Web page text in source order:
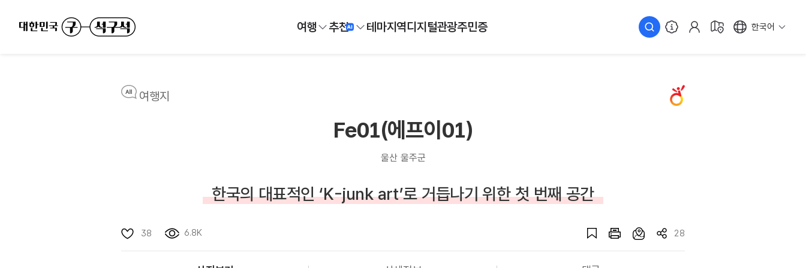
여행 추천 테마지역디지털관광주민증 한국어
여행지
Fe01(에프이01)
울산 울주군
한국의 대표적인 ‘K-junk art’로 거듭나기 위한 첫 번째 공간
38 6.8K 28